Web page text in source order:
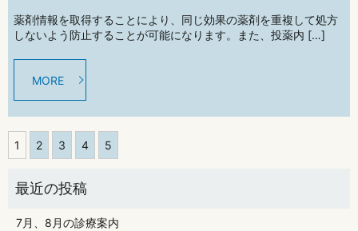
薬剤情報を取得することにより、同じ効果の薬剤を重複して処方
しないよう防止することが可能になります。また、投薬内 […]
MORE
1 2 3 4 5
7月、8月の診療案内